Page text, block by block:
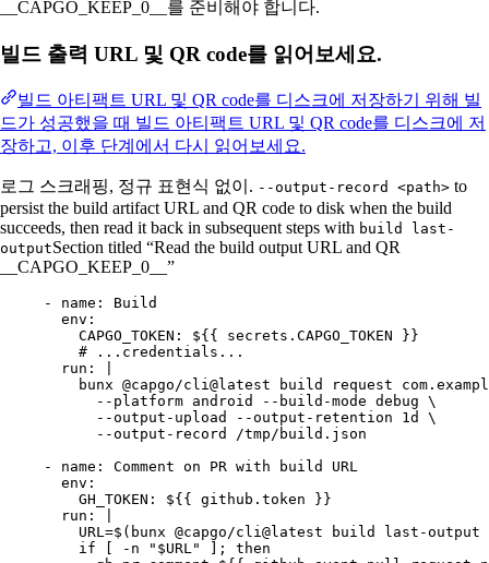
__CAPGO_KEEP_0__를 준비해야 합니다.
빌드 출력 URL 및 QR code를 읽어보세요.
빌드 아티팩트 URL 및 QR code를 디스크에 저장하기 위해 빌
드가 성공했을 때 빌드 아티팩트 URL 및 QR code를 디스크에 저
장하고, 이후 단계에서 다시 읽어보세요.
로그 스크래핑, 정규 표현식 없이. --output-record <path> to
persist the build artifact URL and QR code to disk when the build
succeeds, then read it back in subsequent steps with build last-
outputSection titled “Read the build output URL and QR
__CAPGO_KEEP_0__”
- name : Build
env :
CAPGO_TOKEN : ${{ secrets.CAPGO_TOKEN }}
# ...credentials...
run :
bunx @capgo/cli@latest build request
--platform android --build-mode debug \
--output-upload --output-retention 1d \
--output-record /tmp/build.json
- name : Comment on PR with build URL
env :
GH_TOKEN : ${{ github.token }}
run :
URL=$(bunx @capgo/cli@latest build last-
if [ -n "$URL" ]; then